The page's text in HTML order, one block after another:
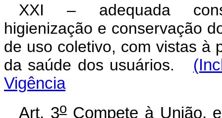
XXI – adequada
higienização e conservação
de uso coletivo, com vistas à
da saúde dos usuários.
Vigência
Art. 3oCompete à União,